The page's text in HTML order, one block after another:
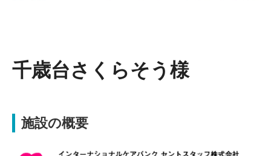
千歳台さくらそう様
施設の概要